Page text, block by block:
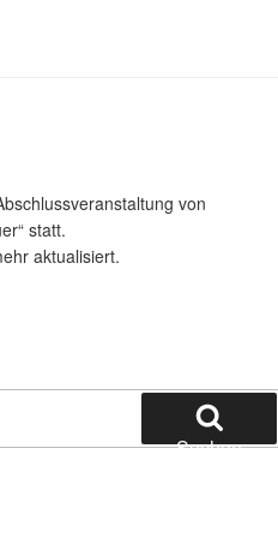
von
statt.
aktualisiert.
Suchen